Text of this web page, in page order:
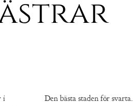
i
Den bästa staden för svarta.